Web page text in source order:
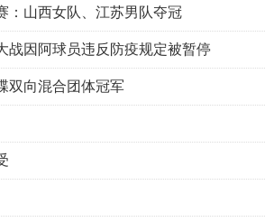
：山西女队、江苏男队夺冠
战因阿球员违反防疫规定被暂停
双向混合团体冠军